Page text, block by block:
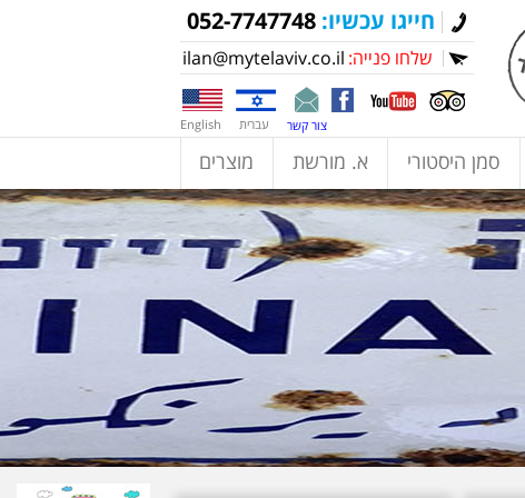
חייגו עכשיו: 052-7747748
שלחו פנייה: ilan@mytelaviv.co.il
English עברית צור קשר
סמן היסטורי א. מורשת מוצרים